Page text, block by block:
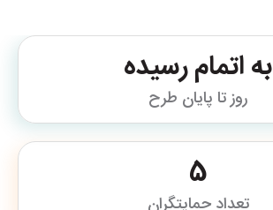
به اتمام رسیده
روز تا پایان طرح
5
تعداد حمایتگران